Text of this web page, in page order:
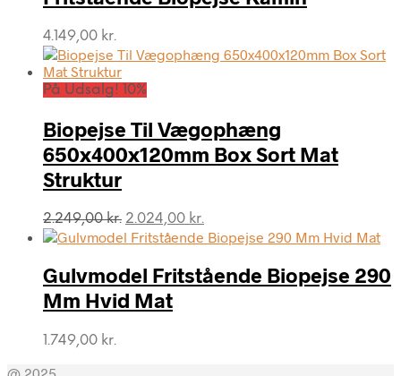
4.149,00 kr.
På Udsalg! 10%
Biopejse Til Vægophæng
650x400x120mm Box Sort Mat
Struktur
2.249,00kr. Den
oprindelige
var:
2.249,00 kr..
2.024,00 kr.
aktuelle
er:
2.024,00 kr..
Gulvmodel Fritstående Biopejse 290
Mm Hvid Mat
1.749,00 kr.
@ 2025